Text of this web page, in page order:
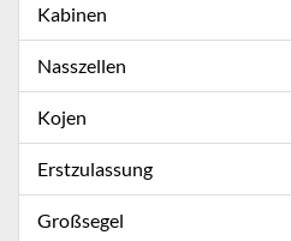
Kabinen
Nasszellen
Kojen
Erstzulassung
Großsegel